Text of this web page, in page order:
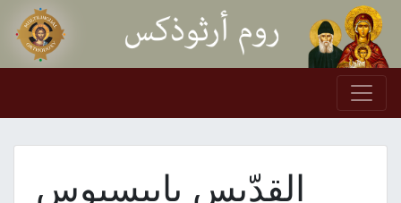
Skip to content
Main Navigation
القدّيس باييسيوس